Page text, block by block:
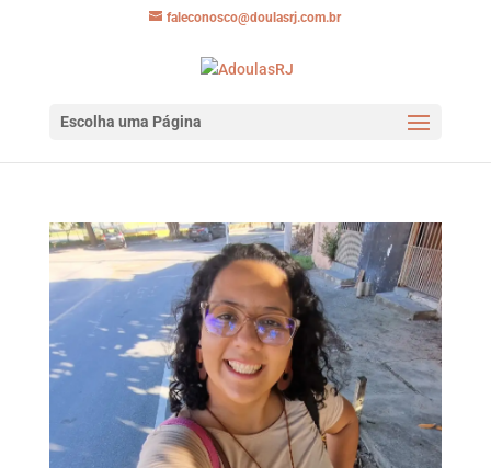
faleconosco@doulasrj.com.br
Escolha uma Página